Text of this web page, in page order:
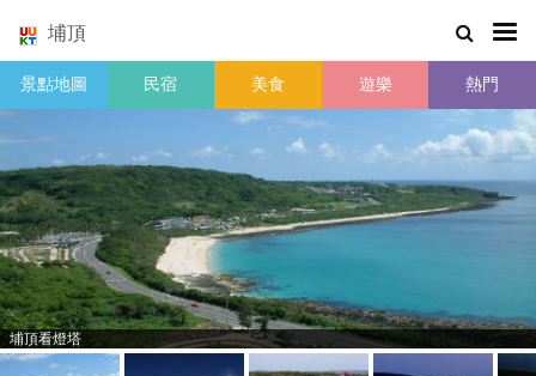
埔頂
景點地圖 民宿 美食 遊樂 熱門
埔頂看燈塔